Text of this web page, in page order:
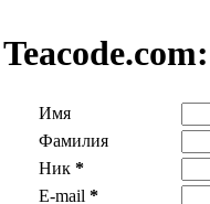
Teacode.com:
Имя
Фамилия
Ник *
E-mail *